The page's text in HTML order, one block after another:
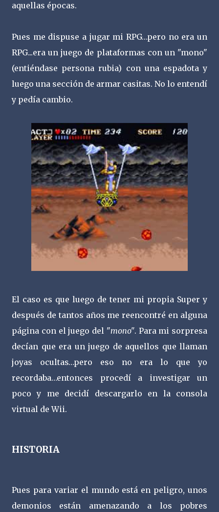
aquellas épocas.
Pues me dispuse a jugar mi RPG…pero no era un
RPG...era un juego de plataformas con un "mono"
(entiéndase persona rubia) con una espadota y
luego una sección de armar casitas. No lo entendí
y pedía cambio.
El caso es que luego de tener mi propia Super y
después de tantos años me reencontré en alguna
página con el juego del "mono". Para mi sorpresa
decían que era un juego de aquellos que llaman
joyas ocultas…pero eso no era lo que yo
recordaba…entonces procedí a investigar un
poco y me decidí descargarlo en la consola
virtual de Wii.
HISTORIA
Pues para variar el mundo está en peligro, unos
demonios están amenazando a los pobres